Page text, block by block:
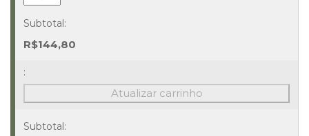
De
Parede
Planetas
Color
Noite
2,80
M
R$144,80
Atualizar carrinho